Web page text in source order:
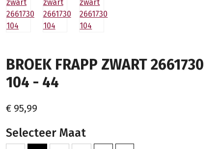
BROEK FRAPP ZWART 2661730
104 - 44
€ 95,99
Selecteer Maat